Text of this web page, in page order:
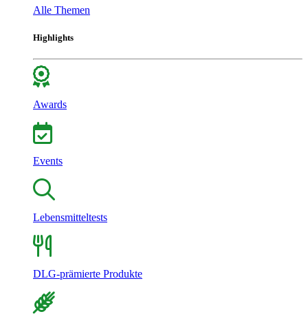
Alle Themen
Highlights
Awards
Events
Lebensmitteltests
DLG-prämierte Produkte